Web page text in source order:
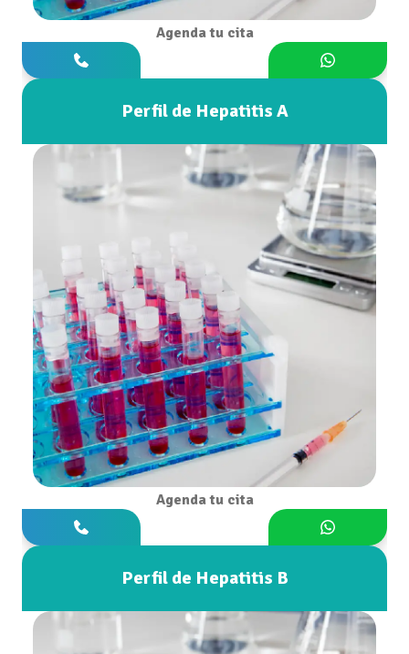
Agenda tu cita
Perfil de Hepatitis A
Agenda tu cita
Perfil de Hepatitis B